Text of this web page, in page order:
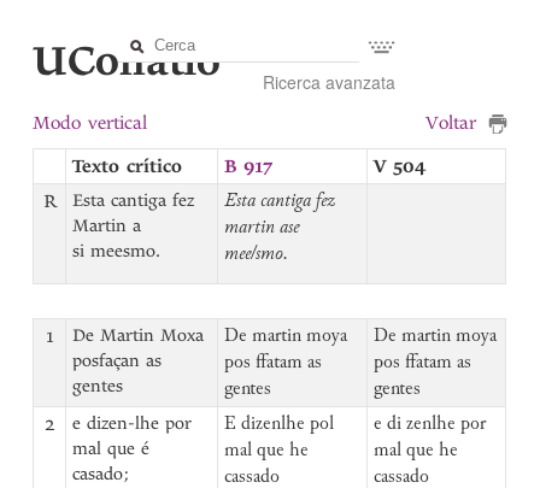
Ricerca avanzata
UCollatio
Modo vertical
Voltar
Texto crítico
B 917
V 504
R
Esta cantiga fez
Martin a
si meesmo.
Esta cantiga fez
martin ase
mee/smo.
1
De Martin Moxa
posfaçan as
gentes
De martin moya
pos ffatam as
gentes
De martin moya
pos ffatam as
gentes
2
e dizen-lhe por
mal que é
casado;
E dizenlhe pol
mal que he
cassado
e di zenlhe por
mal que he
cassado